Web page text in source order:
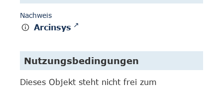
Nachweis
Arcinsys
Nutzungsbedingungen
Dieses Objekt steht nicht frei zum